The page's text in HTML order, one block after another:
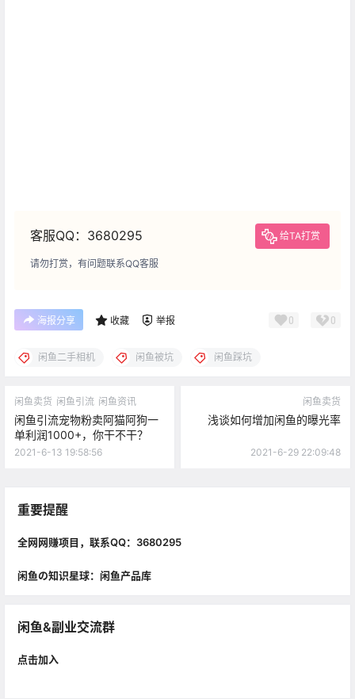
客服QQ：3680295 给TA打赏
请勿打赏，有问题联系QQ客服
海报分享 收藏 举报 0 0
闲鱼二手相机 闲鱼被坑 闲鱼踩坑
闲鱼卖货 闲鱼引流 闲鱼资讯
闲鱼引流宠物粉卖阿猫阿狗一
单利润1000+，你干不干？
2021-6-13 19:58:56
闲鱼卖货
浅谈如何增加闲鱼的曝光率
2021-6-29 22:09:48
重要提醒
全网网赚项目，联系QQ：3680295
闲鱼の知识星球：闲鱼产品库
闲鱼&副业交流群
点击加入